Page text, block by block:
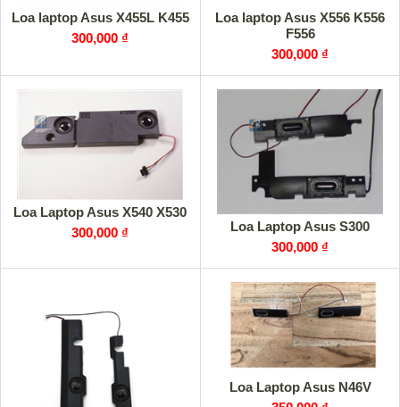
Loa laptop Asus X455L K455
300,000 ₫
Loa laptop Asus X556 K556
F556
300,000 ₫
Loa Laptop Asus X540 X530
300,000 ₫
Loa Laptop Asus S300
300,000 ₫
Loa Laptop Asus N46V